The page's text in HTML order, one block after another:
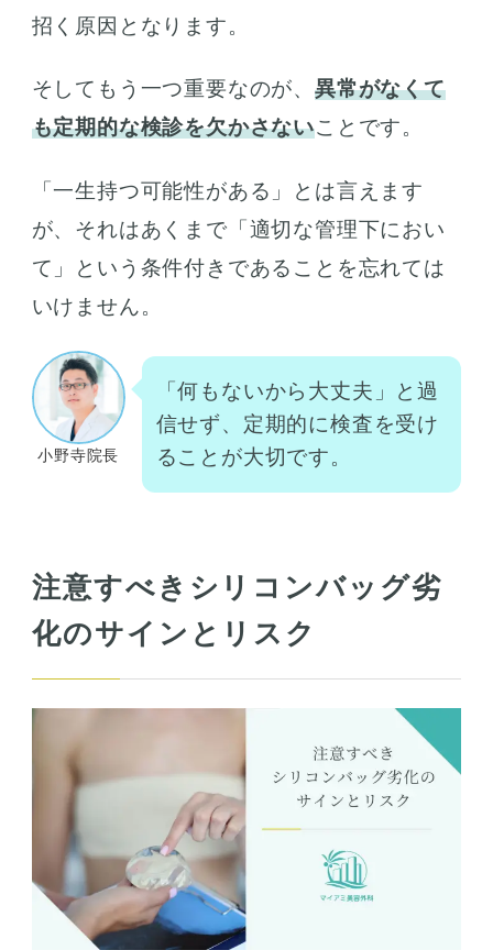
招く原因となります。
そしてもう一つ重要なのが、異常がなくて
も定期的な検診を欠かさないことです。
「一生持つ可能性がある」とは言えます
が、それはあくまで「適切な管理下におい
て」という条件付きであることを忘れては
いけません。
小野寺院長
「何もないから大丈夫」と過
信せず、定期的に検査を受け
ることが大切です。
注意すべきシリコンバッグ劣
化のサインとリスク